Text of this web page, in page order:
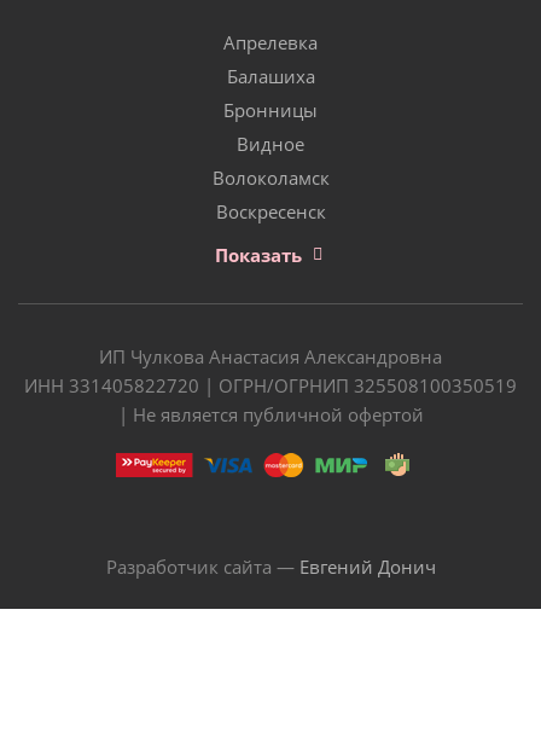
Апрелевка
Балашиха
Бронницы
Видное
Волоколамск
Воскресенск
Показать
ИП Чулкова Анастасия Александровна
ИНН 331405822720 | ОГРН/ОГРНИП 325508100350519
| Не является публичной офертой
Разработчик сайта — Евгений Донич